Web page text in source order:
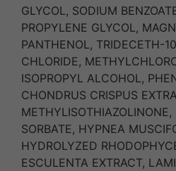
GLYCOL, SODIUM
PROPYLENE GLYCOL,
PANTHENOL, TRIDECETH-
CHLORIDE,
ISOPROPYL ALCOHOL,
CHONDRUS CRISPUS
METHYLISOTHIAZOLINONE,
SORBATE, HYPNEA
HYDROLYZED
ESCULENTA EXTRACT,